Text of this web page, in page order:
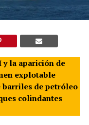
y la aparición de
explotable
barriles de petróleo
colindantes